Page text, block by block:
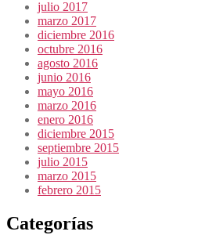
julio 2017
marzo 2017
diciembre 2016
octubre 2016
agosto 2016
junio 2016
mayo 2016
marzo 2016
enero 2016
diciembre 2015
septiembre 2015
julio 2015
marzo 2015
febrero 2015
Categorías